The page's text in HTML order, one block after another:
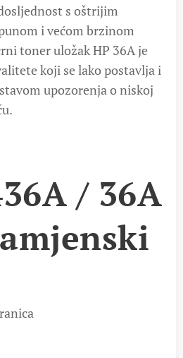
s oštrijim
i većom brzinom
toner uložak HP 36A je
koji se lako postavlja i
upozorenja o niskoj
/ 36A